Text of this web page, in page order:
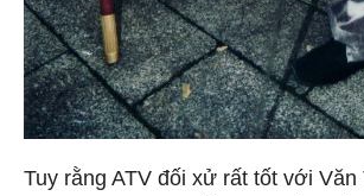
Tuy rằng ATV đối xử rất tốt với Văn